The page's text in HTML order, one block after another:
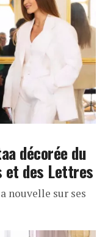
décorée du
et des Lettres
nouvelle sur ses